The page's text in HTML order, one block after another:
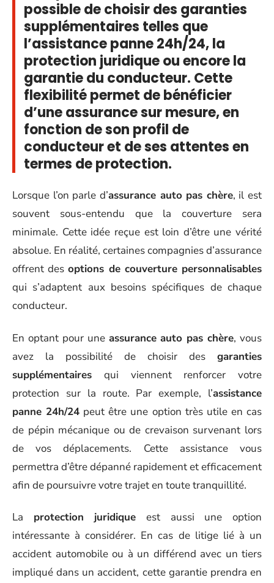
possible de choisir des garanties
supplémentaires telles que
l’assistance panne 24h/24, la
protection juridique ou encore la
garantie du conducteur. Cette
flexibilité permet de bénéficier
d’une assurance sur mesure, en
fonction de son profil de
conducteur et de ses attentes en
termes de protection.
Lorsque l’on parle d’assurance auto pas chère, il est
souvent sous-entendu que la couverture sera
minimale. Cette idée reçue est loin d’être une vérité
absolue. En réalité, certaines compagnies d’assurance
offrent desoptions de couverture personnalisables
qui s’adaptent aux besoins spécifiques de chaque
conducteur.
En optant pour une assurance auto pas chère, vous
avez la possibilité de choisir des garanties
supplémentaires qui viennent renforcer votre
protection sur la route. Par exemple, l’assistance
panne 24h/24 peut être une option très utile en cas
de pépin mécanique ou de crevaison survenant lors
de vos déplacements. Cette assistance vous
permettra d’être dépanné rapidement et efficacement
afin de poursuivre votre trajet en toute tranquillité.
La protection juridique est aussi une option
intéressante à considérer. En cas de litige lié à un
accident automobile ou à un différend avec un tiers
impliqué dans un accident, cette garantie prendra en